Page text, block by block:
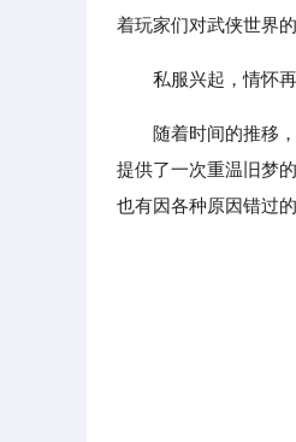
着玩家们对武侠世界的
私服兴起，情怀
随着时间的推移
提供了一次重温旧梦
也有因各种原因错过